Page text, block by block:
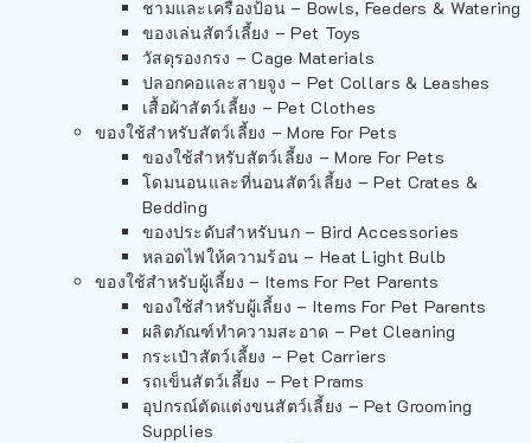
ชามและเครื่องป้อน – Bowls, Feeders & Watering
ของเล่นสัตว์เลี้ยง – Pet Toys
วัสดุรองกรง – Cage Materials
ปลอกคอและสายจูง – Pet Collars & Leashes
เสื้อผ้าสัตว์เลี้ยง – Pet Clothes
ของใช้สำหรับสัตว์เลี้ยง – More For Pets
ของใช้สำหรับสัตว์เลี้ยง – More For Pets
โดมนอนและที่นอนสัตว์เลี้ยง – Pet Crates &
Bedding
ของประดับสำหรับนก – Bird Accessories
หลอดไฟให้ความร้อน – Heat Light Bulb
ของใช้สำหรับผู้เลี้ยง – Items For Pet Parents
ของใช้สำหรับผู้เลี้ยง – Items For Pet Parents
ผลิตภัณฑ์ทำความสะอาด – Pet Cleaning
กระเป๋าสัตว์เลี้ยง – Pet Carriers
รถเข็นสัตว์เลี้ยง – Pet Prams
อุปกรณ์ตัดแต่งขนสัตว์เลี้ยง – Pet Grooming
Supplies